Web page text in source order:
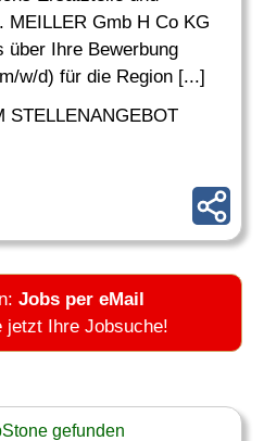
MEILLER Gmb H Co KG
über Ihre Bewerbung
w/d) für die Region [...]
STELLENANGEBOT
Jobs per eMail
Ihre Jobsuche!
gefunden